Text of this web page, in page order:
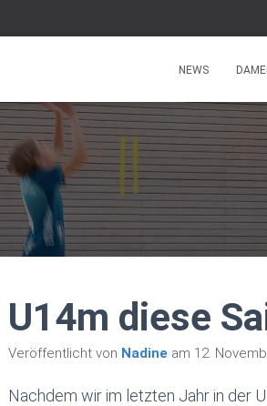
NEWS
U14m diese
Veröffentlicht von Nadine am 12.
Nachdem wir im letzten Jahr in der